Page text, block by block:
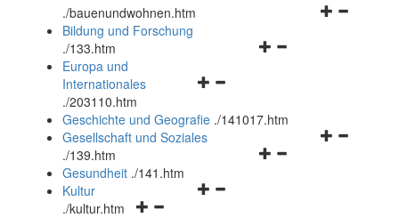
./bauenundwohnen.htm
Navigationsmenü
Bildung und Forschung
./133.htm
Navigationsmenü
und
schließen
Europa und
Internationales
./203110.htm
Geschichte und Geografie ./141017.htm
Navigationsmenü
Gesellschaft und Soziales
./139.htm
Navigationsmenü
Gesundheit ./141.htm
Navigationsmenü
Kultur
./kultur.htm